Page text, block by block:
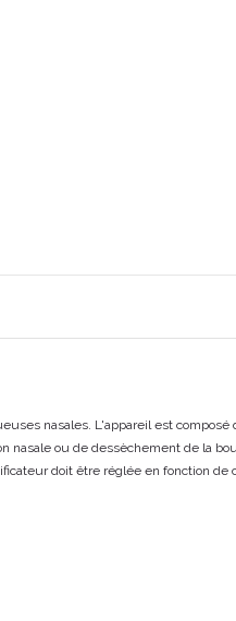
nasales. L'appareil est
ou de dessèchement de la
doit être réglée en fonction de